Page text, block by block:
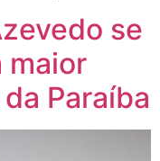
se
maior
Paraíba